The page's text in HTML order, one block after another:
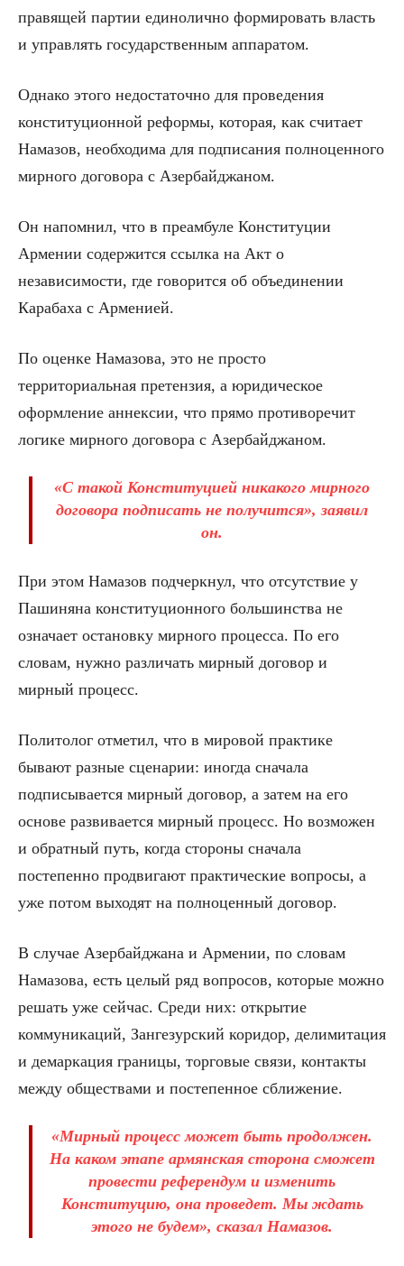
правящей партии единолично формировать власть
и управлять государственным аппаратом.
Однако этого недостаточно для проведения
конституционной реформы, которая, как считает
Намазов, необходима для подписания полноценного
мирного договора с Азербайджаном.
Он напомнил, что в преамбуле Конституции
Армении содержится ссылка на Акт о
независимости, где говорится об объединении
Карабаха с Арменией.
По оценке Намазова, это не просто
территориальная претензия, а юридическое
оформление аннексии, что прямо противоречит
логике мирного договора с Азербайджаном.
«С такой Конституцией никакого мирного
договора подписать не получится», заявил
он.
При этом Намазов подчеркнул, что отсутствие у
Пашиняна конституционного большинства не
означает остановку мирного процесса. По его
словам, нужно различать мирный договор и
мирный процесс.
Политолог отметил, что в мировой практике
бывают разные сценарии: иногда сначала
подписывается мирный договор, а затем на его
основе развивается мирный процесс. Но возможен
и обратный путь, когда стороны сначала
постепенно продвигают практические вопросы, а
уже потом выходят на полноценный договор.
В случае Азербайджана и Армении, по словам
Намазова, есть целый ряд вопросов, которые можно
решать уже сейчас. Среди них: открытие
коммуникаций, Зангезурский коридор, делимитация
и демаркация границы, торговые связи, контакты
между обществами и постепенное сближение.
«Мирный процесс может быть продолжен.
На каком этапе армянская сторона сможет
провести референдум и изменить
Конституцию, она проведет. Мы ждать
этого не будем», сказал Намазов.